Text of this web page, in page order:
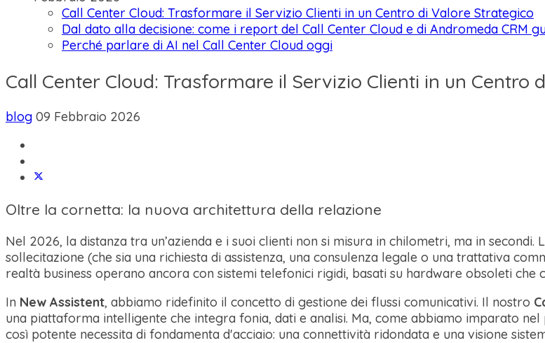
Call Center Cloud: Trasformare il Servizio Clienti in un Centro di Valore Strategico
Dal dato alla decisione: come i report del Call Center Cloud e di Andromeda CRM
Perché parlare di AI nel Call Center Cloud oggi
Call Center Cloud: Trasformare il Servizio Clienti in un Centro
blog 09 Febbraio 2026
Oltre la cornetta: la nuova architettura della relazione
Nel 2026, la distanza tra un’azienda e i suoi clienti non si misura in chilometri, ma in
sollecitazione (che sia una richiesta di assistenza, una consulenza legale o una trattativa
realtà business operano ancora con sistemi telefonici rigidi, basati su hardware obsoleti
In New Assistent, abbiamo ridefinito il concetto di gestione dei flussi comunicativi. Il nostro
una piattaforma intelligente che integra fonia, dati e analisi. Ma, come abbiamo imparato
così potente necessita di fondamenta d'acciaio: una connettività ridondata e una visione